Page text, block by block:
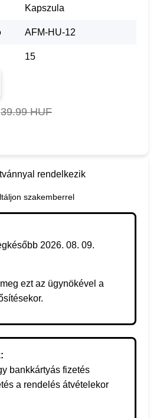
Kapszula
AFM-HU-12
15
39.99 HUF
rendelkezik
szakemberrel
2026. 08. 09.
ezt az ügynökével a
bankkártyás fizetés
a rendelés átvételekor